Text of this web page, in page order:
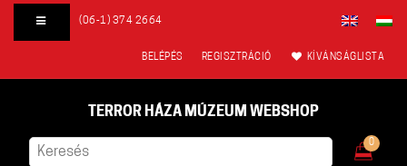
(06-1) 374 2664
BELÉPÉS REGISZTRÁCIÓ KÍVÁNSÁGLISTA
TERROR HÁZA MÚZEUM WEBSHOP
0